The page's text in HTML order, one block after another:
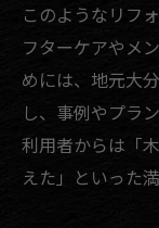
このようなリフ
フターケアやメ
めには、地元大
し、事例やプラ
利用者からは「
えた」といった